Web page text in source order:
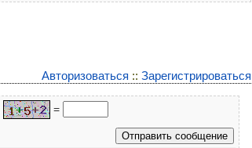
Авторизоваться :: Зарегистрироваться
=